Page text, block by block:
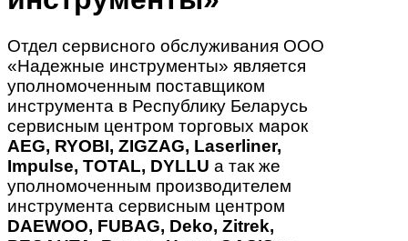
Отдел сервисного обслуживания ООО
«Надежные инструменты» является
уполномоченным поставщиком
инструмента в Республику Беларусь
сервисным центром торговых марок
AEG, RYOBI, ZIGZAG, Laserliner,
Impulse, TOTAL, DYLLU а так же
уполномоченным производителем
инструмента сервисным центром
DAEWOO, FUBAG, Deko, Zitrek,